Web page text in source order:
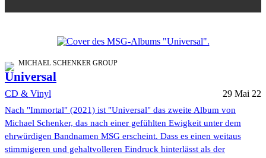
MICHAEL SCHENKER GROUP
Universal
CD & Vinyl 29 Mai 22
Nach "Immortal" (2021) ist "Universal" das zweite Album von
Michael Schenker, das nach einer gefühlten Ewigkeit unter dem
ehrwürdigen Bandnamen MSG erscheint. Dass es einen weitaus
stimmigeren und gehaltvolleren Eindruck hinterlässt als der